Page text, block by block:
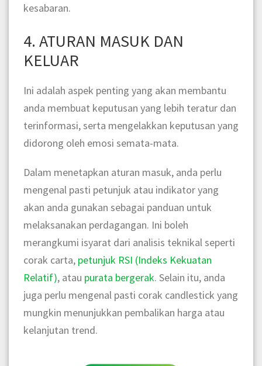
kesabaran.
4. ATURAN MASUK DAN
KELUAR
Ini adalah aspek penting yang akan membantu
anda membuat keputusan yang lebih teratur dan
terinformasi, serta mengelakkan keputusan yang
didorong oleh emosi semata-mata.
Dalam menetapkan aturan masuk, anda perlu
mengenal pasti petunjuk atau indikator yang
akan anda gunakan sebagai panduan untuk
melaksanakan perdagangan. Ini boleh
merangkumi isyarat dari analisis teknikal seperti
corak carta, petunjuk RSI (Indeks Kekuatan
Relatif), atau purata bergerak. Selain itu, anda
juga perlu mengenal pasti corak candlestick yang
mungkin menunjukkan pembalikan harga atau
kelanjutan trend.